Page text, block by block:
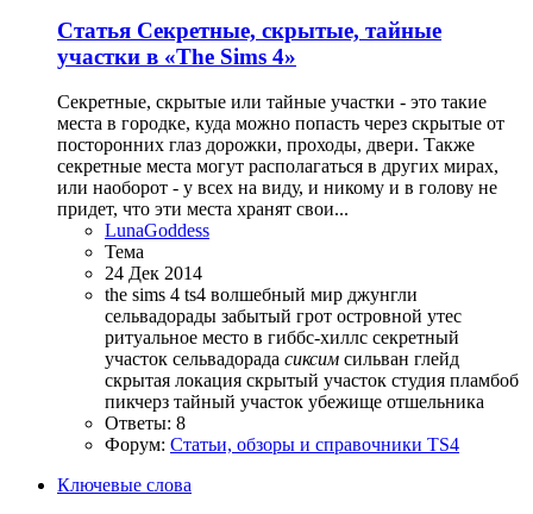
Статья Секретные, скрытые, тайные
участки в «The Sims 4»
Секретные, скрытые или тайные участки - это такие
места в городке, куда можно попасть через скрытые от
посторонних глаз дорожки, проходы, двери. Также
секретные места могут располагаться в других мирах,
или наоборот - у всех на виду, и никому и в голову не
придет, что эти места хранят свои...
LunaGoddess
Тема
24 Дек 2014
the sims 4 ts4 волшебный мир джунгли
сельвадорады забытый грот островной утес
ритуальное место в гиббс-хиллс секретный
участок сельвадорада сиксим сильван глейд
скрытая локация скрытый участок студия пламбоб
пикчерз тайный участок убежище отшельника
Ответы: 8
Форум: Статьи, обзоры и справочники TS4
Ключевые слова